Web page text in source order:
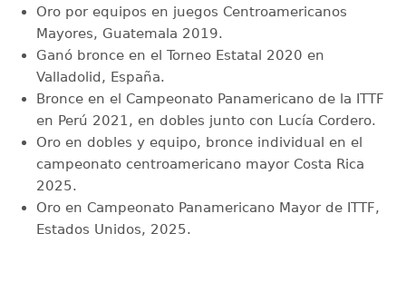
Oro por equipos en juegos Centroamericanos
Mayores, Guatemala 2019.
Ganó bronce en el Torneo Estatal 2020 en
Valladolid, España.
Bronce en el Campeonato Panamericano de la ITTF
en Perú 2021, en dobles junto con Lucía Cordero.
Oro en dobles y equipo, bronce individual en el
campeonato centroamericano mayor Costa Rica
2025.
Oro en Campeonato Panamericano Mayor de ITTF,
Estados Unidos, 2025.